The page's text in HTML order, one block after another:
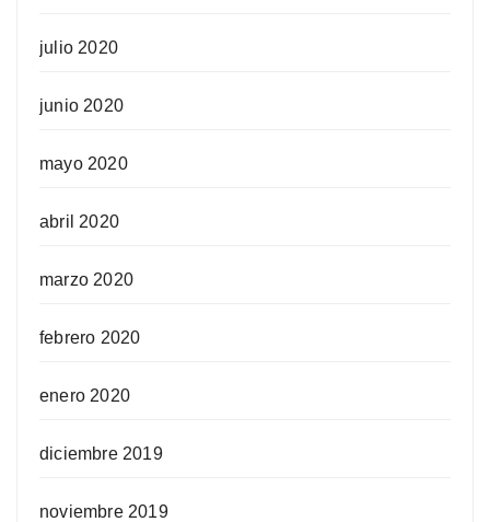
julio 2020
junio 2020
mayo 2020
abril 2020
marzo 2020
febrero 2020
enero 2020
diciembre 2019
noviembre 2019